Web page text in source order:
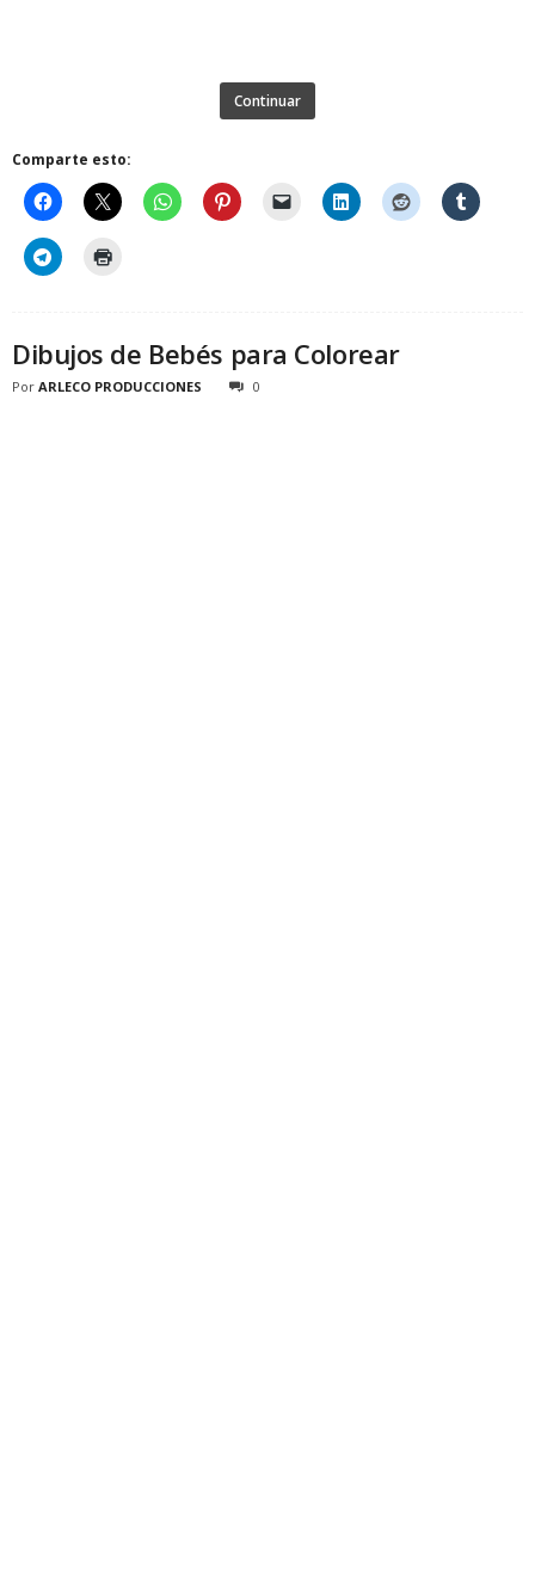
Continuar
Comparte esto:
Dibujos de Bebés para Colorear
Por ARLECO PRODUCCIONES 0